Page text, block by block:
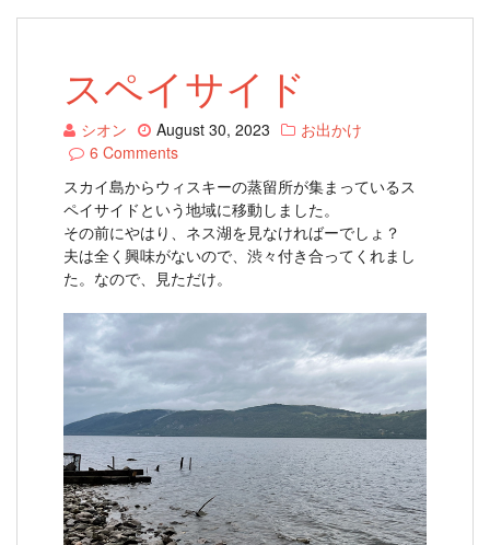
スペイサイド
シオン August 30, 2023
お出かけ
6 Comments
スカイ島からウィスキーの蒸留所が集まっているス
ペイサイドという地域に移動しました。
その前にやはり、ネス湖を見なければーでしょ？
夫は全く興味がないので、渋々付き合ってくれまし
た。なので、見ただけ。